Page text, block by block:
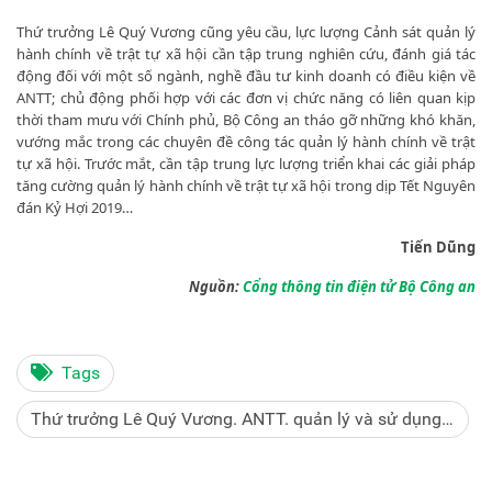
Thứ trưởng Lê Quý Vương cũng yêu cầu, lực lượng Cảnh sát quản lý
hành chính về trật tự xã hội cần tập trung nghiên cứu, đánh giá tác
động đối với một số ngành, nghề đầu tư kinh doanh có điều kiện về
ANTT; chủ động phối hợp với các đơn vị chức năng có liên quan kịp
thời tham mưu với Chính phủ, Bộ Công an tháo gỡ những khó khăn,
vướng mắc trong các chuyên đề công tác quản lý hành chính về trật
tự xã hội. Trước mắt, cần tập trung lực lượng triển khai các giải pháp
tăng cường quản lý hành chính về trật tự xã hội trong dịp Tết Nguyên
đán Kỷ Hợi 2019…
Tiến Dũng
Nguồn:Cổng thông tin điện tử Bộ Công an
Tags
Thứ trưởng Lê Quý Vương. ANTT. quản lý và sử dụng